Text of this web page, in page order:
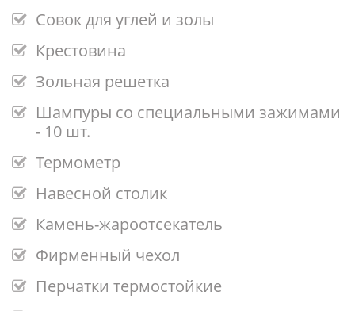
Совок для углей и золы
Крестовина
Зольная решетка
Шампуры со специальными зажимами
- 10 шт.
Термометр
Навесной столик
Камень-жароотсекатель
Фирменный чехол
Перчатки термостойкие